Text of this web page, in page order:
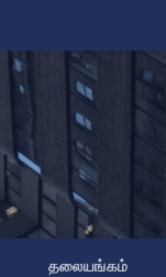
தலையங்கம்